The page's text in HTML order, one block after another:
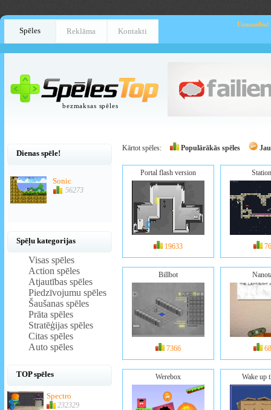
Spēles Reklāma Kontakti
Uzmanību!
bezmaksas spēles
Dienas spēle!
Sonic
56273
Spēļu kategorijas
Visas spēles
Action spēles
Atjautības spēles
Piedzīvojumu spēles
Šaušanas spēles
Prāta spēles
Stratēģijas spēles
Citas spēles
Auto spēles
TOP spēles
Spectro
232329
Kārtot spēles: Populārākās spēles
Portal flash version
19633
Billbot
7366
Werebox Wake up